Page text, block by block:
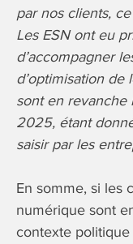
par nos clients,
Les ESN ont eu
d’accompagner
d’optimisation de
sont en revanche
2025, étant
saisir par les
En somme, si les
numérique sont
contexte politique